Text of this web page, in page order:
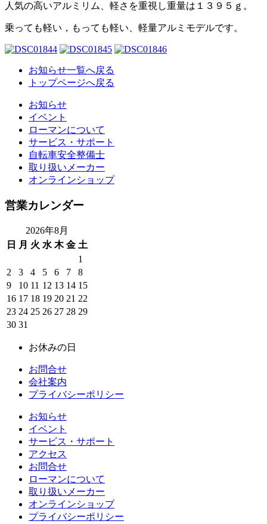
人気の高いアルミリム、軽さを重視し重量は１３９５ｇ。
乗っても軽い，もっても軽い、軽量アルミモデルです。
お知らせ一覧へ戻る
トップページへ戻る
お知らせ
イベント
ローマンについて
サービス・サポート
自転車安全整備士
取り扱いメーカー
オンラインショップ
営業カレンダー
2026年8月
日
月 火 水 木 金 土
1
2
3 4 5 6 7
8
9
10 11 12 13 14 15
16 17 18 19 20 21 22
23 24 25 26 27 28 29
30 31
お休みの日
お問合せ
会社案内
プライバシーポリシー
お知らせ
イベント
サービス・サポート
アクセス
お問合せ
ローマンについて
取り扱いメーカー
オンラインショップ
プライバシーポリシー